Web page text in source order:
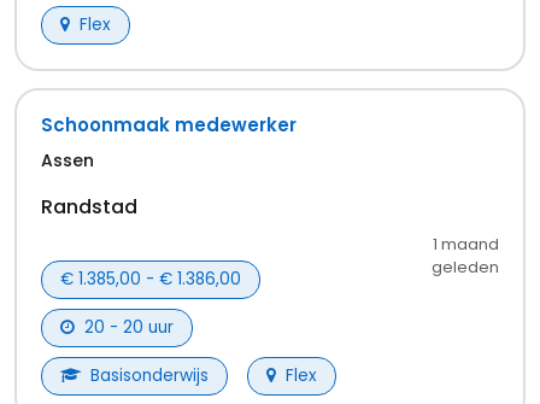
Flex
Schoonmaak medewerker
Assen
Randstad
€ 1.385,00 - € 1.386,00
20 - 20 uur
Basisonderwijs Flex
1 maand
geleden